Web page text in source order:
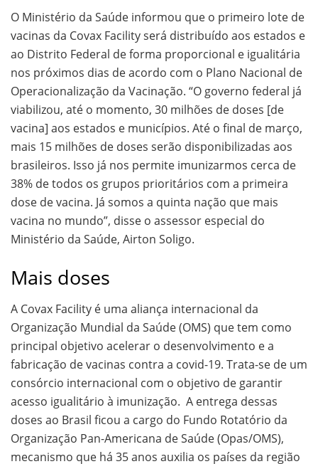
O Ministério da Saúde informou que o primeiro lote de
vacinas da Covax Facility será distribuído aos estados e
ao Distrito Federal de forma proporcional e igualitária
nos próximos dias de acordo com o Plano Nacional de
Operacionalização da Vacinação. “O governo federal já
viabilizou, até o momento, 30 milhões de doses [de
vacina] aos estados e municípios. Até o final de março,
mais 15 milhões de doses serão disponibilizadas aos
brasileiros. Isso já nos permite imunizarmos cerca de
38% de todos os grupos prioritários com a primeira
dose de vacina. Já somos a quinta nação que mais
vacina no mundo”, disse o assessor especial do
Ministério da Saúde, Airton Soligo.
Mais doses
A Covax Facility é uma aliança internacional da
Organização Mundial da Saúde (OMS) que tem como
principal objetivo acelerar o desenvolvimento e a
fabricação de vacinas contra a covid-19. Trata-se de um
consórcio internacional com o objetivo de garantir
acesso igualitário à imunização. A entrega dessas
doses ao Brasil ficou a cargo do Fundo Rotatório da
Organização Pan-Americana de Saúde (Opas/OMS),
mecanismo que há 35 anos auxilia os países da região